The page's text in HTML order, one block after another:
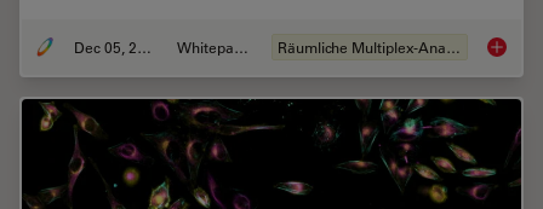
Dec 05, 2022 Whitepaper Räumliche Multiplex-Analyse